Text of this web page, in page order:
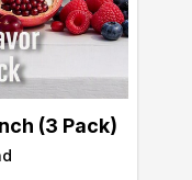
(3 Pack)